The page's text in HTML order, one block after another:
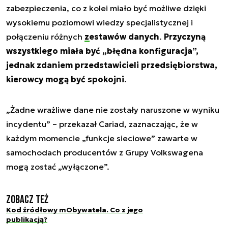
zabezpieczenia, co z kolei miało być możliwe dzięki
wysokiemu poziomowi wiedzy specjalistycznej i
połączeniu różnych zestawów danych. Przyczyną
wszystkiego miała być „błędna konfiguracja”,
jednak zdaniem przedstawicieli przedsiębiorstwa,
kierowcy mogą być spokojni.
„Żadne wrażliwe dane nie zostały naruszone w wyniku
incydentu” – przekazał Cariad, zaznaczając, że w
każdym momencie „funkcje sieciowe” zawarte w
samochodach producentów z Grupy Volkswagena
mogą zostać „wyłączone”.
Zobacz też
Kod źródłowy mObywatela. Co z jego
publikacją?